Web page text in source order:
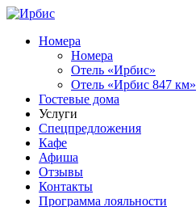
Номера
Номера
Отель «Ирбис»
Отель «Ирбис 847 км»
Гостевые дома
Услуги
Спецпредложения
Кафе
Афиша
Отзывы
Контакты
Программа лояльности